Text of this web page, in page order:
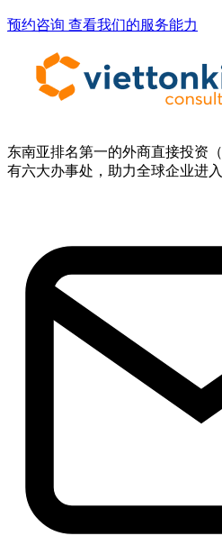
预约咨询 查看我们的服务能力
东南亚排名第一的外商直接投资
有六大办事处，助力全球企业进入